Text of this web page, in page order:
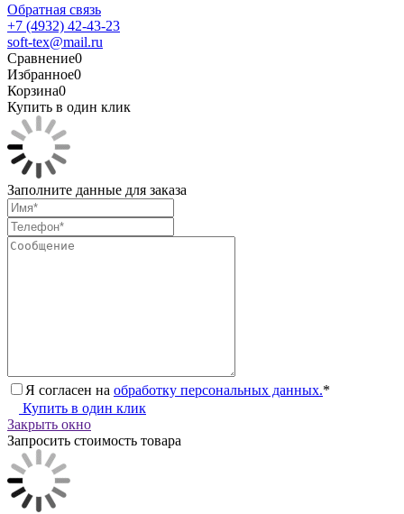
Обратная связь
+7 (4932) 42-43-23
soft-tex@mail.ru
Сравнение0
Избранное0
Корзина0
Купить в один клик
Заполните данные для заказа
Я согласен на обработку персональных данных.*
Купить в один клик
Закрыть окно
Запросить стоимость товара